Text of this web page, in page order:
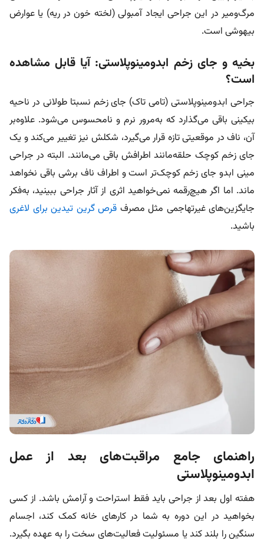
مرگ‌ومیر در این جراحی ایجاد آمبولی (لخته خون در ریه) یا عوارض
بیهوشی است.
بخیه و جای زخم ابدومینوپلاستی: آیا قابل مشاهده
است؟
جراحی ابدومینوپلاستی (تامی تاک) جای زخم نسبتا طولانی در ناحیه
بیکینی باقی می‌گذارد که به‌مرور نرم‌ و نامحسوس می‌شود. علاوه‌بر
آن، ناف در موقعیتی تازه قرار می‌گیرد، شکلش نیز تغییر می‌کند و یک
جای زخم کوچک حلقه‌‌مانند اطرافش باقی می‌مانند. البته در جراحی
مینی ابدو جای زخم کوچک‌تر است و اطراف ناف برشی باقی نخواهد
ماند. اما اگر هیچ‌رقمه نمی‌خواهید اثری از آثار جراحی ببینید، به‌فکر
جایگزین‌های غیرتهاجمی مثل مصرف قرص گرین تیدین برای لاغری
باشید.
راهنمای جامع مراقبت‌های بعد از عمل
ابدومینوپلاستی
هفته اول بعد از جراحی باید فقط استراحت و آرامش باشد. از کسی
بخواهید در این دوره به شما در کارهای خانه کمک کند، اجسام
سنگین را بلند کند یا مسئولیت فعالیت‌های سخت را به عهده بگیرد.